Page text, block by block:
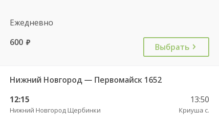
Ежедневно
600 руб. Выбрать
Нижний Новгород — Первомайск 1652
12:15
Нижний Новгород Щербинки
13:50
Криуша с.